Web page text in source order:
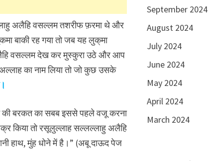
अलैहि वसल्लम तशरीफ फ़रमा थे और
बाकी रह गया तो जब यह लुक्‌मा
वसल्लम देख कर मुस्कुरा उठे और आप
का नाम लिया तो जो कुछ उसके
की बरकत का सबब इससे पहले वजू करना
किया तो रसूलुल्लाह सल्लल्लाहु अलैहि
हाथ, मुंह धोने में है।” (अबू दाऊद पेज
September 2024
August 2024
July 2024
June 2024
May 2024
April 2024
March 2024